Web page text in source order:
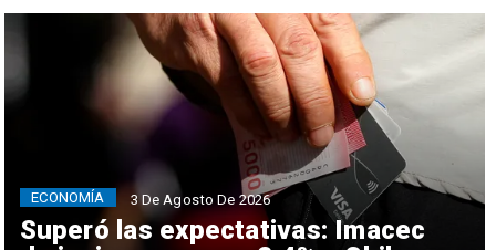
Superó las expectativas: Imacec
ECONOMÍA 3 De Agosto De 2026